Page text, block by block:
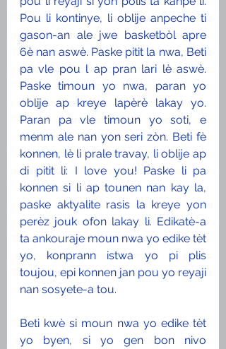
Pou li kontinye, li oblije anpeche ti
gason-an ale jwe basketbòl apre
6è nan aswè. Paske pitit la nwa, Beti
pa vle pou l ap pran lari lè aswè.
Paske timoun yo nwa, paran yo
oblije ap kreye lapèrè lakay yo.
Paran pa vle timoun yo soti, e
menm ale nan yon seri zòn. Beti fè
konnen, lè li prale travay, li oblije ap
di pitit li: I love you! Paske li pa
konnen si li ap tounen nan kay la,
paske aktyalite rasis la kreye yon
perèz jouk ofon lakay li. Edikatè-a
ta ankouraje moun nwa yo edike tèt
yo, konprann istwa yo pi plis
toujou, epi konnen jan pou yo reyaji
nan sosyete-a tou.
Beti kwè si moun nwa yo edike tèt
yo byen, si yo gen bon nivo